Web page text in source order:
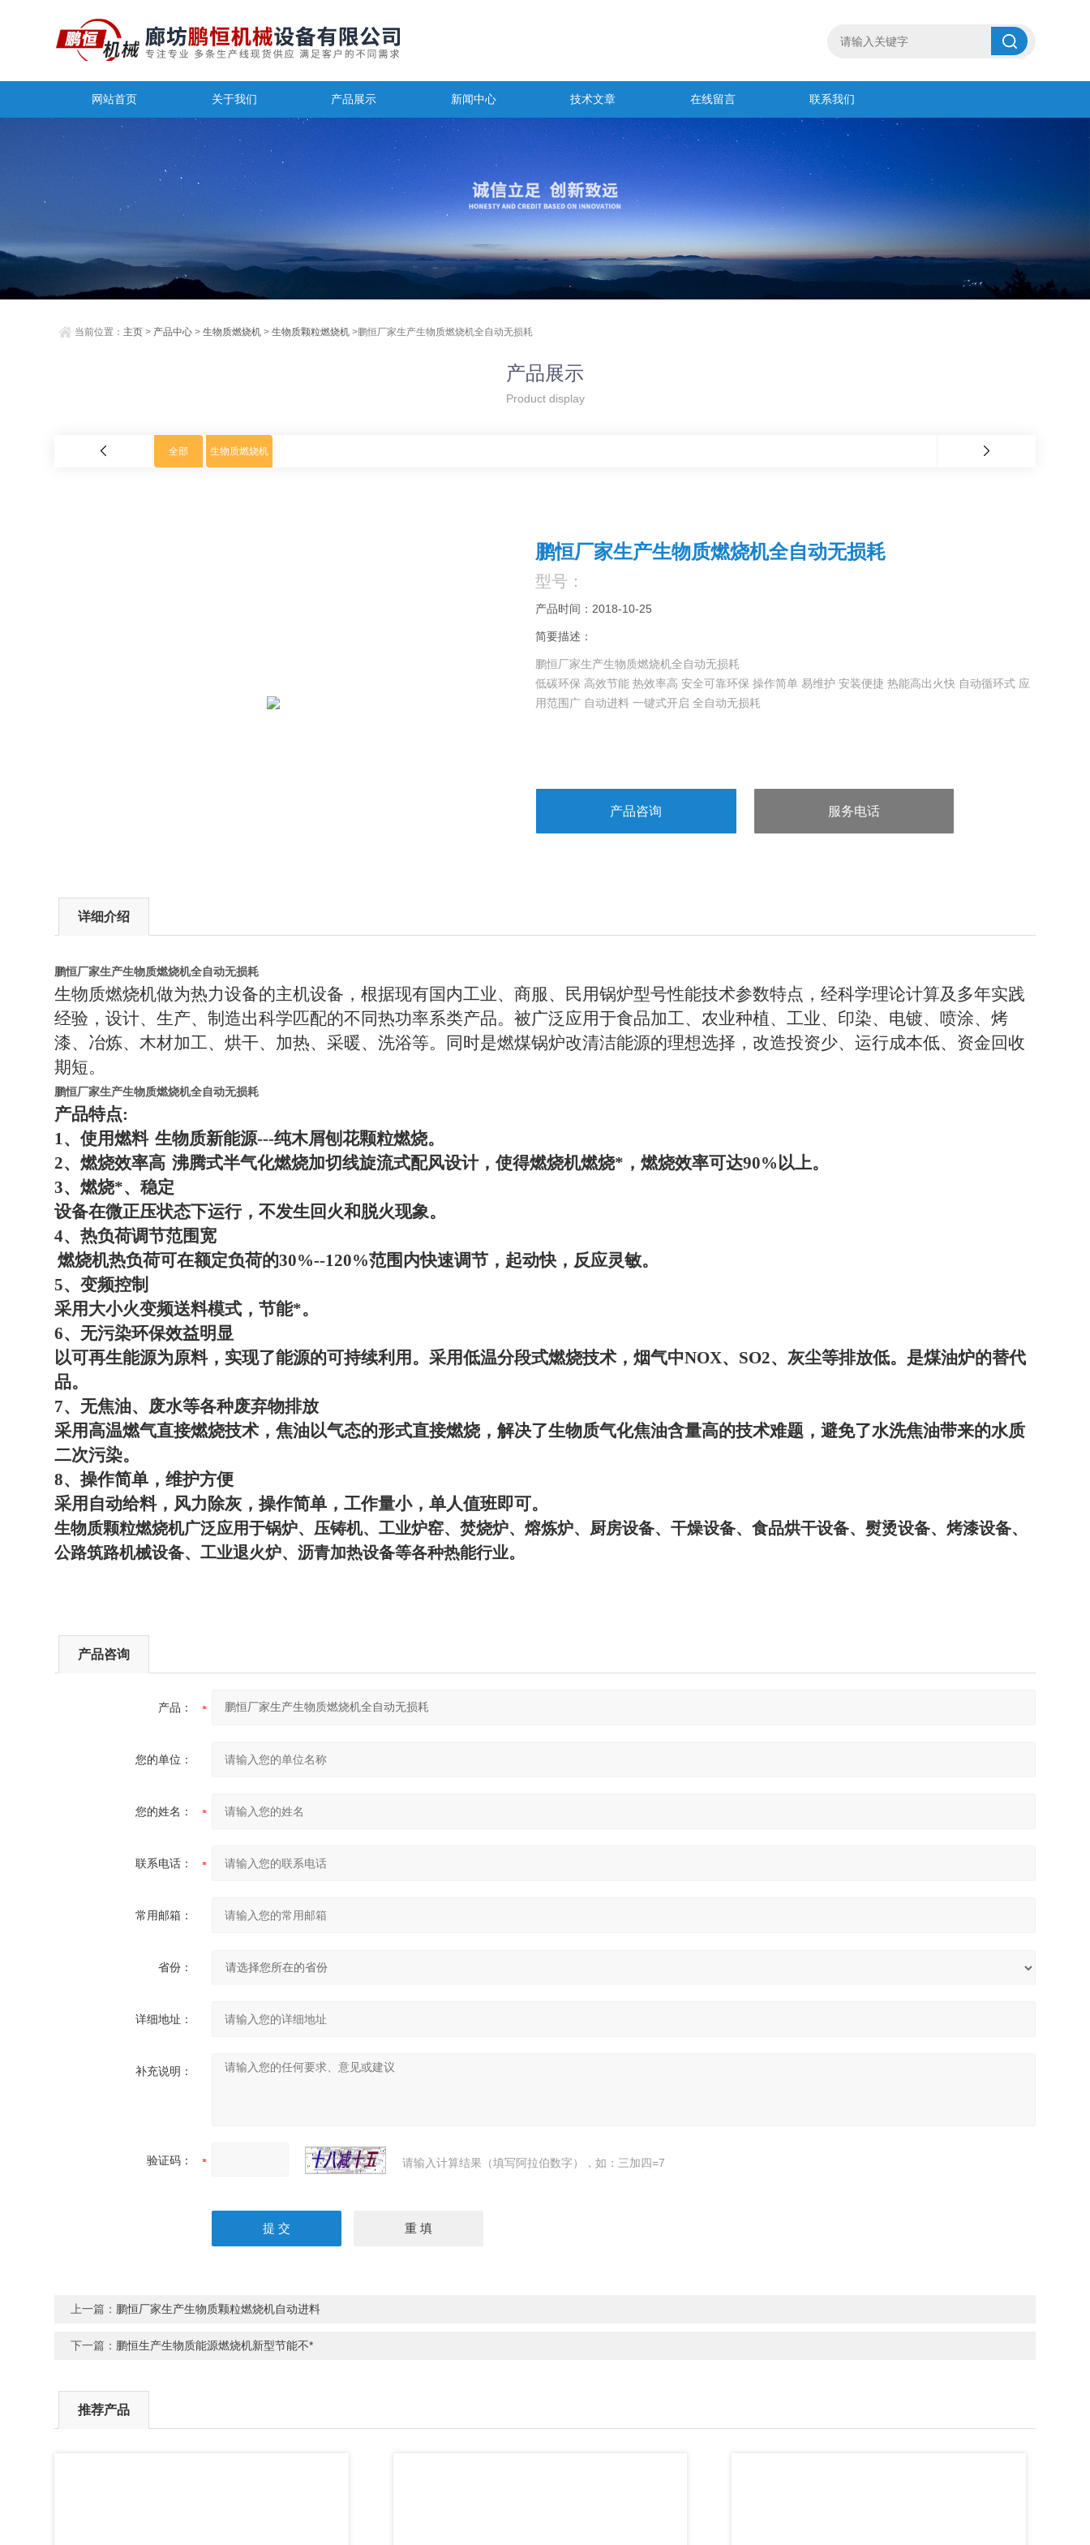
网站首页 关于我们 产品展示 新闻中心 技术文章 在线留言 联系我们
当前位置： 主页 > 产品中心 >生物质燃烧机 >生物质颗粒燃烧机 >鹏恒厂家生产生物质燃烧机全自动无损耗
产品展示
Product display
全部 生物质燃烧机
鹏恒厂家生产生物质燃烧机全自动无损耗
型号：
产品时间：2018-10-25
简要描述：
鹏恒厂家生产生物质燃烧机全自动无损耗
低碳环保 高效节能 热效率高 安全可靠环保 操作简单 易维护 安装便捷 热能高出火快 自动循环式 应
用范围广 自动进料 一键式开启 全自动无损耗
产品咨询 服务电话
详细介绍
鹏恒厂家生产生物质燃烧机全自动无损耗
生物质燃烧机做为热力设备的主机设备，根据现有国内工业、商服、民用锅炉型号性能技术参数特点，经科学理论计算及多年实践
经验，设计、生产、制造出科学匹配的不同热功率系类产品。被广泛应用于食品加工、农业种植、工业、印染、电镀、喷涂、烤
漆、冶炼、木材加工、烘干、加热、采暖、洗浴等。同时是燃煤锅炉改清洁能源的理想选择，改造投资少、运行成本低、资金回收
期短。
鹏恒厂家生产生物质燃烧机全自动无损耗
产品特点:
1、使用燃料 生物质新能源---纯木屑刨花颗粒燃烧。
2、燃烧效率高 沸腾式半气化燃烧加切线旋流式配风设计，使得燃烧机燃烧*，燃烧效率可达90%以上。
3、燃烧*、稳定
设备在微正压状态下运行，不发生回火和脱火现象。
4、热负荷调节范围宽
燃烧机热负荷可在额定负荷的30%--120%范围内快速调节，起动快，反应灵敏。
5、变频控制
采用大小火变频送料模式，节能*。
6、无污染环保效益明显
以可再生能源为原料，实现了能源的可持续利用。采用低温分段式燃烧技术，烟气中NOX、 SO2、灰尘等排放低。是煤油炉的替代
品。
7、无焦油、废水等各种废弃物排放
采用高温燃气直接燃烧技术，焦油以气态的形式直接燃烧，解决了生物质气化焦油含量高的技术难题，避免了水洗焦油带来的水质
二次污染。
8、操作简单，维护方便
采用自动给料，风力除灰，操作简单，工作量小，单人值班即可。
生物质颗粒燃烧机广泛应用于锅炉、压铸机、工业炉窑、焚烧炉、熔炼炉、厨房设备、干燥设备、食品烘干设备、熨烫设备、烤漆设备、
公路筑路机械设备、工业退火炉、沥青加热设备等各种热能行业。
产品咨询
产品：
您的单位：
您的姓名：
联系电话：
常用邮箱：
省份：
详细地址：
补充说明：
验证码： 请输入计算结果（填写阿拉伯数字），如：三加四=7
上一篇： 鹏恒厂家生产生物质颗粒燃烧机自动进料
下一篇： 鹏恒生产生物质能源燃烧机新型节能不*
推荐产品